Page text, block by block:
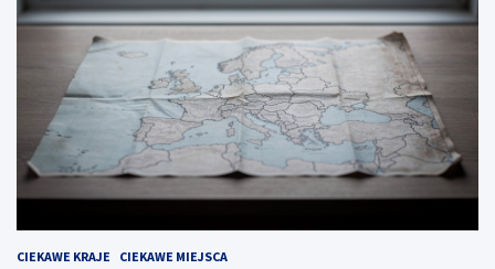
CIEKAWE KRAJE CIEKAWE MIEJSCA